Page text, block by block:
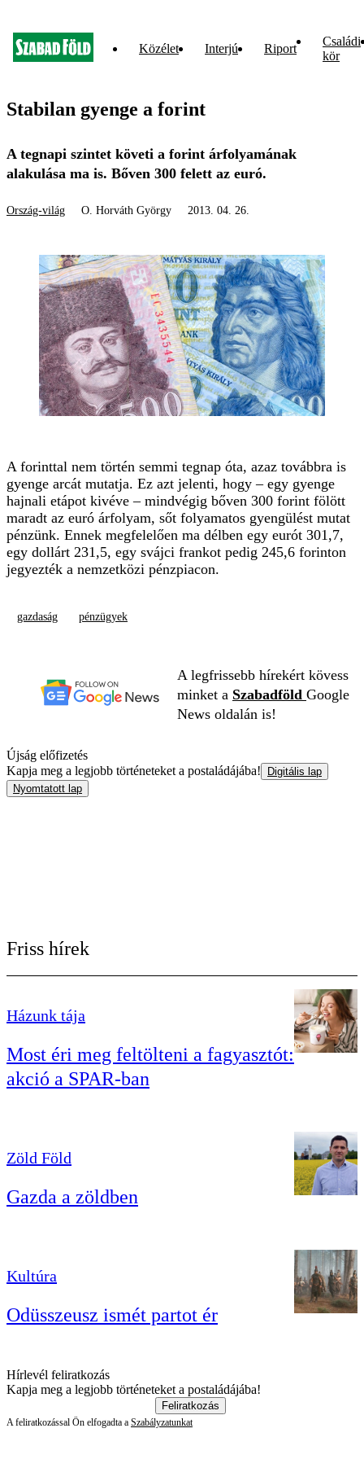
Közélet Interjú Riport
Családi
kör
Stabilan gyenge a forint
A tegnapi szintet követi a forint árfolyamának
alakulása ma is. Bőven 300 felett az euró.
Ország-világ O. Horváth György 2013. 04. 26.
A forinttal nem történ semmi tegnap óta, azaz továbbra is
gyenge arcát mutatja. Ez azt jelenti, hogy – egy gyenge
hajnali etápot kivéve – mindvégig bőven 300 forint fölött
maradt az euró árfolyam, sőt folyamatos gyengülést mutat
pénzünk. Ennek megfelelően ma délben egy eurót 301,7,
egy dollárt 231,5, egy svájci frankot pedig 245,6 forinton
jegyezték a nemzetközi pénzpiacon.
gazdaság pénzügyek
A legfrissebb hírekért kövess
minket a Szabadföld Google
News oldalán is!
Újság előfizetés
Kapja meg a legjobb történeteket a postaládájába!
Digitális lap
Nyomtatott lap
Friss hírek
Házunk tája
Most éri meg feltölteni a fagyasztót:
akció a SPAR-ban
Zöld Föld
Gazda a zöldben
Kultúra
Odüsszeusz ismét partot ér
Hírlevél feliratkozás
Kapja meg a legjobb történeteket a postaládájába!
Feliratkozás
A feliratkozással Ön elfogadta a Szabályzatunkat